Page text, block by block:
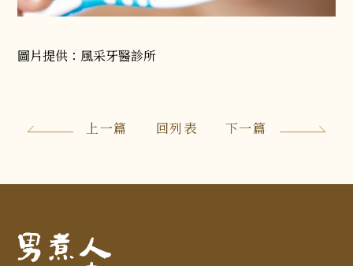
圖片提供：風采牙醫診所
上一篇 回列表 下一篇